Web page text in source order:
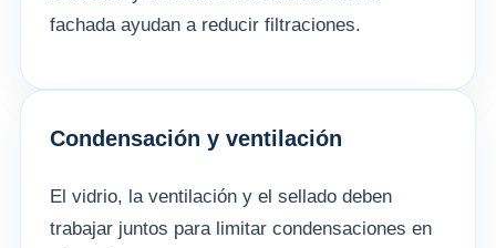
fachada ayudan a reducir filtraciones.
Condensación y ventilación
El vidrio, la ventilación y el sellado deben
trabajar juntos para limitar condensaciones en